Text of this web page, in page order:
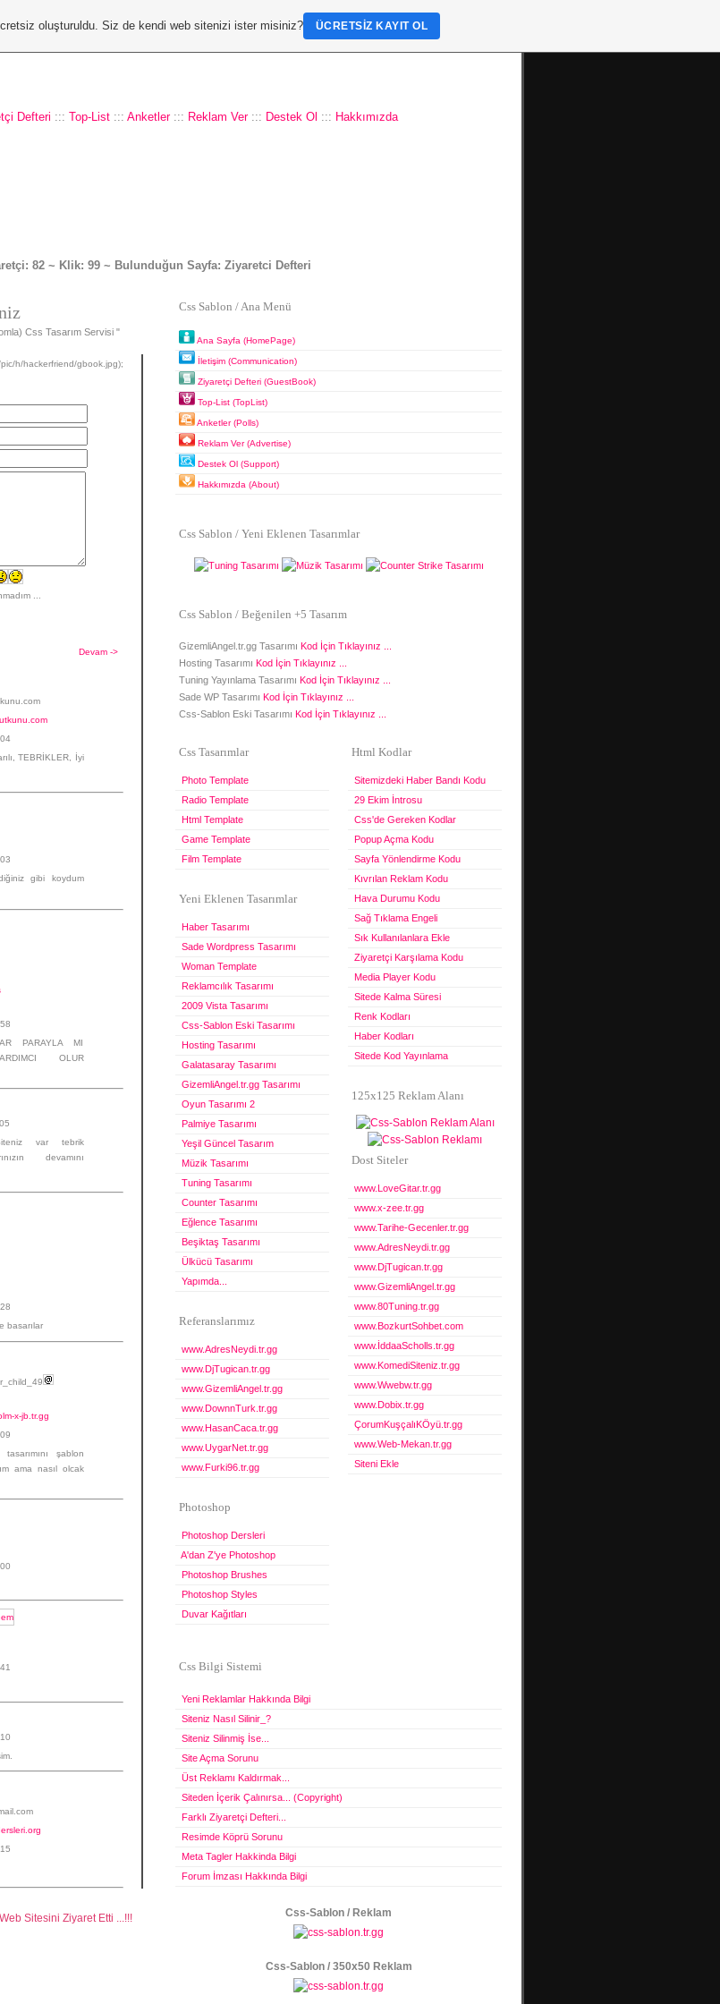
Defteri ::: Top-List::: Anketler::: Reklam Ver::: Destek Ol ::: Hakkımızda
82 ~ Klik: 99 ~ Bulunduğun Sayfa: Ziyaretci Defteri
Css Tasarım Servisi "
h/hackerfriend/gbook.jpg);
...
Devam ->
TEBRİKLER, İyi
gibi koydum
PARAYLA MI
OLUR
var tebrik
devamını
basarılar
x-jb.tr.gg
şablon
ama nasıl olcak
Ziyaret Etti ...!!!
Css Sablon / Ana Menü
Ana Sayfa (HomePage)
İletişim (Communication)
Ziyaretçi Defteri (GuestBook)
Top-List (TopList)
Anketler (Polls)
Reklam Ver (Advertise)
Destek Ol (Support)
Hakkımızda (About)
Css Sablon / Yeni Eklenen Tasarımlar
Css Sablon / Beğenilen +5 Tasarım
GizemliAngel.tr.gg Tasarımı Kod İçin Tıklayınız ...
Hosting Tasarımı Kod İçin Tıklayınız ...
Tuning Yayınlama Tasarımı Kod İçin Tıklayınız ...
Sade WP Tasarımı Kod İçin Tıklayınız ...
Css-Sablon Eski Tasarımı Kod İçin Tıklayınız ...
Css Tasarımlar
Photo Template
Radio Template
Html Template
Game Template
Film Template
Yeni Eklenen Tasarımlar
Haber Tasarımı
Sade Wordpress Tasarımı
Woman Template
Reklamcılık Tasarımı
2009 Vista Tasarımı
Css-Sablon Eski Tasarımı
Hosting Tasarımı
Galatasaray Tasarımı
GizemliAngel.tr.gg Tasarımı
Oyun Tasarımı 2
Palmiye Tasarımı
Yeşil Güncel Tasarım
Müzik Tasarımı
Tuning Tasarımı
Counter Tasarımı
Eğlence Tasarımı
Beşiktaş Tasarımı
Ülkücü Tasarımı
Yapımda...
Referanslarımız
www.AdresNeydi.tr.gg
www.DjTugican.tr.gg
www.GizemliAngel.tr.gg
www.DownnTurk.tr.gg
www.HasanCaca.tr.gg
www.UygarNet.tr.gg
www.Furki96.tr.gg
Photoshop
Photoshop Dersleri
A'dan Z'ye Photoshop
Photoshop Brushes
Photoshop Styles
Duvar Kağıtları
Html Kodlar
Sitemizdeki Haber Bandı Kodu
29 Ekim İntrosu
Css'de Gereken Kodlar
Popup Açma Kodu
Sayfa Yönlendirme Kodu
Kıvrılan Reklam Kodu
Hava Durumu Kodu
Sağ Tıklama Engeli
Sık Kullanılanlara Ekle
Ziyaretçi Karşılama Kodu
Media Player Kodu
Sitede Kalma Süresi
Renk Kodları
Haber Kodları
Sitede Kod Yayınlama
125x125 Reklam Alanı
Dost Siteler
www.LoveGitar.tr.gg
www.x-zee.tr.gg
www.Tarihe-Gecenler.tr.gg
www.AdresNeydi.tr.gg
www.DjTugican.tr.gg
www.GizemliAngel.tr.gg
www.80Tuning.tr.gg
www.BozkurtSohbet.com
www.İddaaScholls.tr.gg
www.KomediSiteniz.tr.gg
www.Wwebw.tr.gg
www.Dobix.tr.gg
ÇorumKuşçalıKÖyü.tr.gg
www.Web-Mekan.tr.gg
Siteni Ekle
Css Bilgi Sistemi
Yeni Reklamlar Hakkında Bilgi
Siteniz Nasıl Silinir_?
Siteniz Silinmiş İse...
Site Açma Sorunu
Üst Reklamı Kaldırmak...
Siteden İçerik Çalınırsa... (Copyright)
Farklı Ziyaretçi Defteri...
Resimde Köprü Sorunu
Meta Tagler Hakkinda Bilgi
Forum İmzası Hakkında Bilgi
Css-Sablon / Reklam
Css-Sablon / 350x50 Reklam
oluşturuldu. Siz de kendi web sitenizi ister misiniz? ÜCRETSIZ KAYIT OL